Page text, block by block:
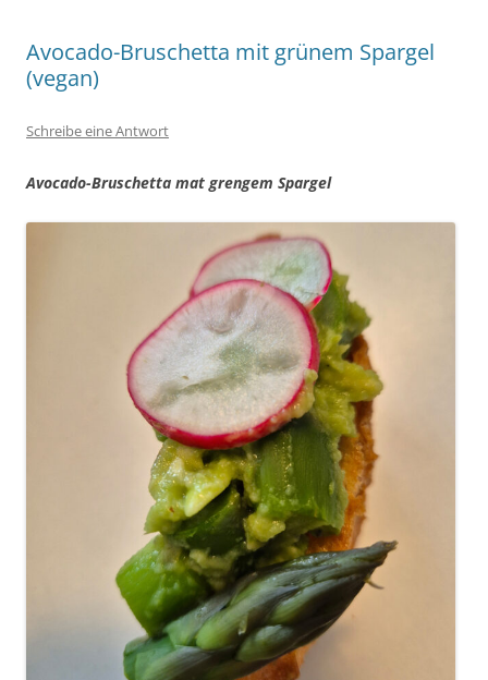
Avocado-Bruschetta mit grünem Spargel
(vegan)
Schreibe eine Antwort
Avocado-Bruschetta mat grengem Spargel